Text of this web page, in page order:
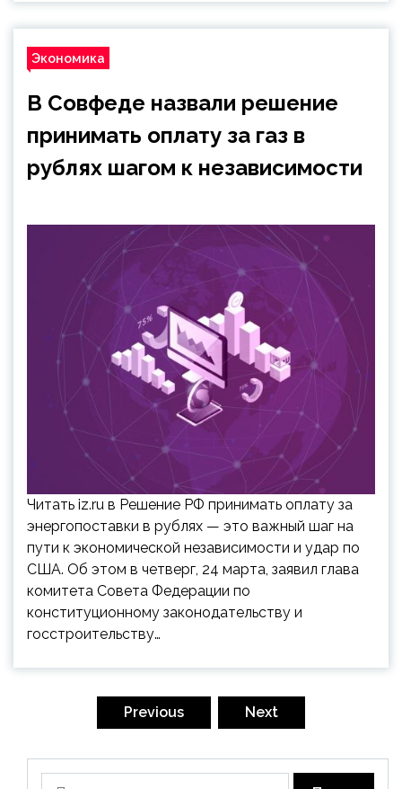
Экономика
В Совфеде назвали решение
принимать оплату за газ в
рублях шагом к независимости
Читать iz.ru в Решение РФ принимать оплату за
энергопоставки в рублях — это важный шаг на
пути к экономической независимости и удар по
США. Об этом в четверг, 24 марта, заявил глава
комитета Совета Федерации по
конституционному законодательству и
госстроительству…
Previous Next